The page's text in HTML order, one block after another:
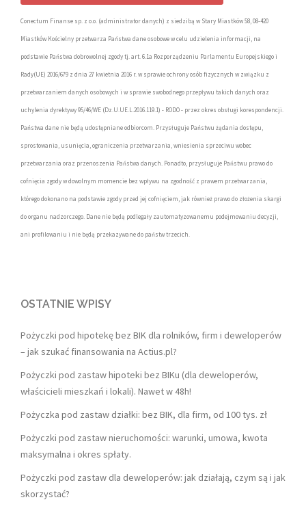
Conectum Finanse sp. z o.o. (administrator danych) z siedzibą w Stary Miastków 58, 08-420
Miastków Kościelny przetwarza Państwa dane osobowe w celu udzielenia informacji, na
podstawie Państwa dobrowolnej zgody tj. art. 6.1a Rozporządzeniu Parlamentu Europejskiego i
Rady(UE) 2016/679 z dnia 27 kwietnia 2016 r. w sprawie ochrony osób fizycznych w związku z
przetwarzaniem danych osobowych i w sprawie swobodnego przepływu takich danych oraz
uchylenia dyrektywy 95/46/WE (Dz.U.UE.L.2016.119.1) - RODO - przez okres obsługi korespondencji.
Państwa dane nie będą udostępniane odbiorcom. Przysługuje Państwu żądania dostępu,
sprostowania, usunięcia, ograniczenia przetwarzania, wniesienia sprzeciwu wobec
przetwarzania oraz przenoszenia Państwa danych. Ponadto, przysługuje Państwu prawo do
cofnięcia zgody w dowolnym momencie bez wpływu na zgodność z prawem przetwarzania,
którego dokonano na podstawie zgody przed jej cofnięciem, jak również prawo do złożenia skargi
do organu nadzorczego. Dane nie będą podlegały zautomatyzowanemu podejmowaniu decyzji,
ani profilowaniu i nie będą przekazywane do państw trzecich.
OSTATNIE WPISY
Pożyczki pod hipotekę bez BIK dla rolników, firm i deweloperów
– jak szukać finansowania na Actius.pl?
Pożyczki pod zastaw hipoteki bez BIKu (dla deweloperów,
właścicieli mieszkań i lokali). Nawet w 48h!
Pożyczka pod zastaw działki: bez BIK, dla firm, od 100 tys. zł
Pożyczki pod zastaw nieruchomości: warunki, umowa, kwota
maksymalna i okres spłaty.
Pożyczki pod zastaw dla deweloperów: jak działają, czym są i jak
skorzystać?